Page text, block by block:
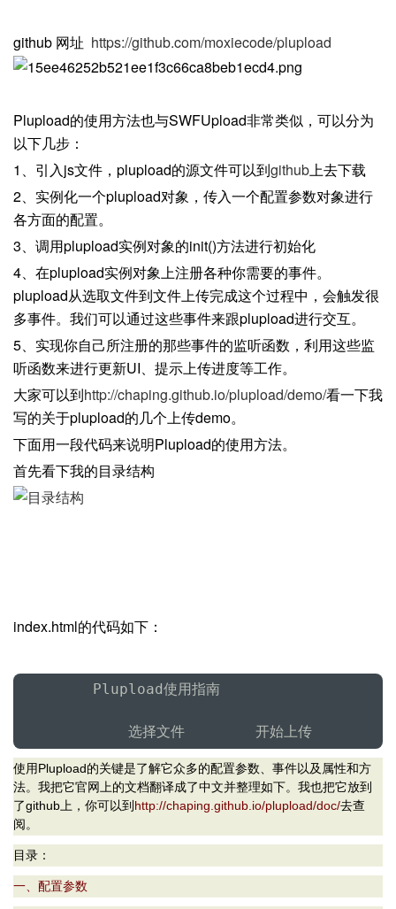
github 网址 https://github.com/moxiecode/plupload
Plupload的使用方法也与SWFUpload非常类似，可以分为
以下几步：
1、引入js文件，plupload的源文件可以到github上去下载
2、实例化一个plupload对象，传入一个配置参数对象进行
各方面的配置。
3、调用plupload实例对象的init()方法进行初始化
4、在plupload实例对象上注册各种你需要的事件。
plupload从选取文件到文件上传完成这个过程中，会触发很
多事件。我们可以通过这些事件来跟plupload进行交互。
5、实现你自己所注册的那些事件的监听函数，利用这些监
听函数来进行更新UI、提示上传进度等工作。
大家可以到http://chaping.github.io/plupload/demo/看一下我
写的关于plupload的几个上传demo。
下面用一段代码来说明Plupload的使用方法。
首先看下我的目录结构
index.html的代码如下：
Plupload使用指南
选择文件        开始上传
使用Plupload的关键是了解它众多的配置参数、事件以及属性和方
法。我把它官网上的文档翻译成了中文并整理如下。我也把它放到
了github上，你可以到http://chaping.github.io/plupload/doc/去查
阅。
目录：
一、配置参数